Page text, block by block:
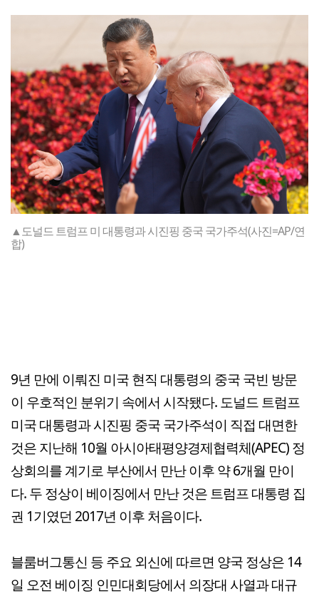
▲도널드 트럼프 미 대통령과 시진핑 중국 국가주석(사진=AP/연
합)
9년 만에 이뤄진 미국 현직 대통령의 중국 국빈 방문
이 우호적인 분위기 속에서 시작됐다. 도널드 트럼프
미국 대통령과 시진핑 중국 국가주석이 직접 대면한
것은 지난해 10월 아시아태평양경제협력체(APEC) 정
상회의를 계기로 부산에서 만난 이후 약 6개월 만이
다. 두 정상이 베이징에서 만난 것은 트럼프 대통령 집
권 1기였던 2017년 이후 처음이다.
블룸버그통신 등 주요 외신에 따르면 양국 정상은 14
일 오전 베이징 인민대회당에서 의장대 사열과 대규